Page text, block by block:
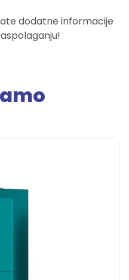
dodatne informacije